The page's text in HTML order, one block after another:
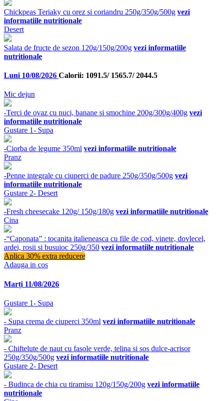
Chickpeas Teriaky cu orez si coriandru 250g/350g/500g vezi
informatiile nutritionale
Desert
Salata de fructe de sezon 120g/150g/200g vezi informatiile
nutritionale
Luni 10/08/2026 Calorii: 1091.5/ 1565.7/ 2044.5
Mic dejun
-Terci de ovaz cu nuci, banane si smochine 200g/300g/400g vezi
informatiile nutritionale
Gustare 1- Supa
-Ciorba de legume 350ml vezi informatiile nutritionale
Pranz
-Penne integrale cu ciuperci de padure 250g/350g/500g vezi
informatiile nutritionale
Gustare 2- Desert
-Fresh cheesecake 120g/ 150g/180g vezi informatiile nutritionale
Cina
-“Caponata” : tocanita italieneasca cu file de cod, vinete, dovlecel,
ardei, rosii si busuioc 250g/350 vezi informatiile nutritionale
Aplica 30% extra reducere
Adauga in cos
Marți 11/08/2026
Gustare 1- Supa
- Supa crema de ciuperci 350ml vezi informatiile nutritionale
Pranz
- Chiftelute de naut cu fasole verde, telina si sos dulce-acrisor
250g/350g/500g vezi informatiile nutritionale
Gustare 2- Desert
- Budinca de chia cu tiramisu 120g/150g/200g vezi informatiile
nutritionale